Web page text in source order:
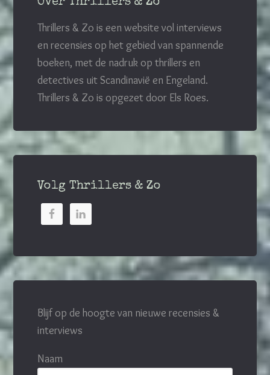
Over Thrillers & Zo
Thrillers & Zo is een website vol interviews
en recensies op het gebied van spannende
boeken, met de nadruk op thrillers en
detectives uit Scandinavië en Engeland.
Thrillers & Zo is opgezet door Els Roes.
Volg Thrillers & Zo
Blijf op de hoogte van nieuwe recensies &
interviews
Naam